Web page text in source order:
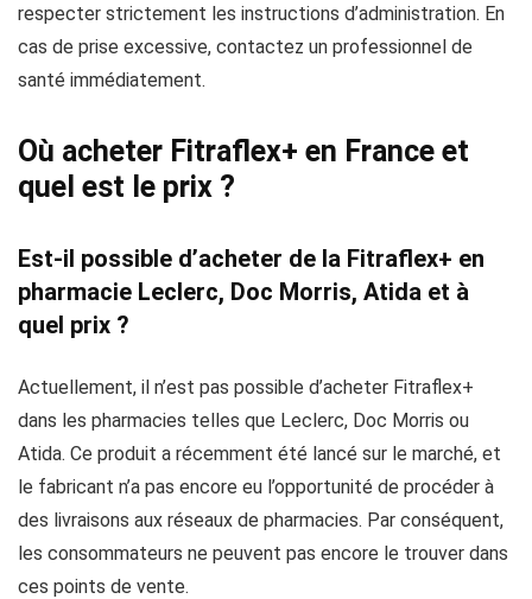
respecter strictement les instructions d’administration. En
cas de prise excessive, contactez un professionnel de
santé immédiatement.
Où acheter Fitraflex+ en France et
quel est le prix ?
Est-il possible d’acheter de la Fitraflex+ en
pharmacie Leclerc, Doc Morris, Atida et à
quel prix ?
Actuellement, il n’est pas possible d’acheter Fitraflex+
dans les pharmacies telles que Leclerc, Doc Morris ou
Atida. Ce produit a récemment été lancé sur le marché, et
le fabricant n’a pas encore eu l’opportunité de procéder à
des livraisons aux réseaux de pharmacies. Par conséquent,
les consommateurs ne peuvent pas encore le trouver dans
ces points de vente.